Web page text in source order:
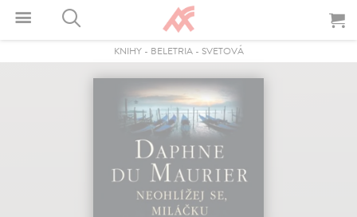
KNIHY- BELETRIA- SVETOVÁ